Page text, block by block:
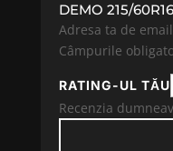
DEMO 215/
Adresa ta de
Câmpurile
RATING-UL TĂU
Recenzia